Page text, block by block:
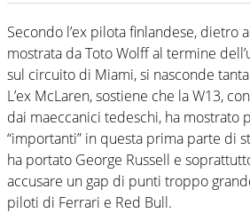
Secondo l’ex pilota finlandese, dietro
mostrata da Toto Wolff al termine
sul circuito di Miami, si nasconde
L’ex McLaren, sostiene che la W13,
dai maeccanici tedeschi, ha
“importanti” in questa prima parte di
ha portato George Russell e
accusare un gap di punti troppo
piloti di Ferrari e Red Bull.